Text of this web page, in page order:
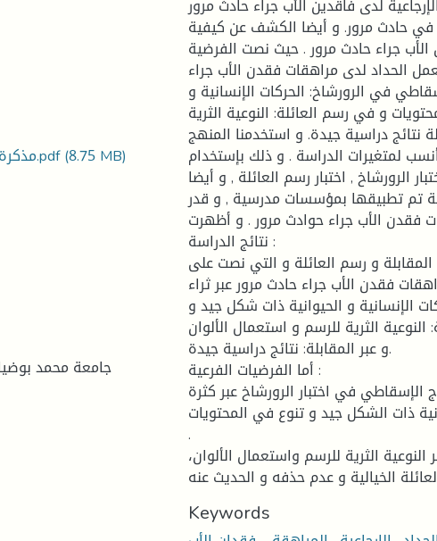
مذكرة تخرج الإرجاعية حاج دودو.pdf(8.75 MB)
جامعة محمد
لدى فاقدين الأب جراء حادث مرور
في حادث مرور. و أيضا الكشف عن كيفية
جراء حادث مرور . حيث نصت الفرضية
الحداد لدى مراهقات فقدن الأب جراء
في الرورشاخ: الحركات الإنسانية و
و في رسم العائلة: النوعية الثرية
نتائج دراسية جيدة. و استخدمنا المنهج
لمتغيرات الدراسة . و ذلك بإستخدام
الرورشاخ , اختبار رسم العائلة , و أيضا
تم تطبيقها بمؤسسات مدرسية , و قدر
البحث بـ 4 مراهقات فقدن الأب جراء حوادث مرور . و أظهرت
نتائج الدراسة :
و رسم العائلة و التي نصت على
فقدن الأب جراء حادث مرور عبر ثراء
الإنسانية و الحيوانية ذات شكل جيد و
الثرية للرسم و استعمال الألوان
و عبر المقابلة: نتائج دراسية جيدة.
أما الفرضيات الفرعية :
الإسقاطي في اختبار الرورشاخ عبر كثرة
ذات الشكل جيد و تنوع في المحتويات
.
الثرية للرسم واستعمال الألوان،
Keywords